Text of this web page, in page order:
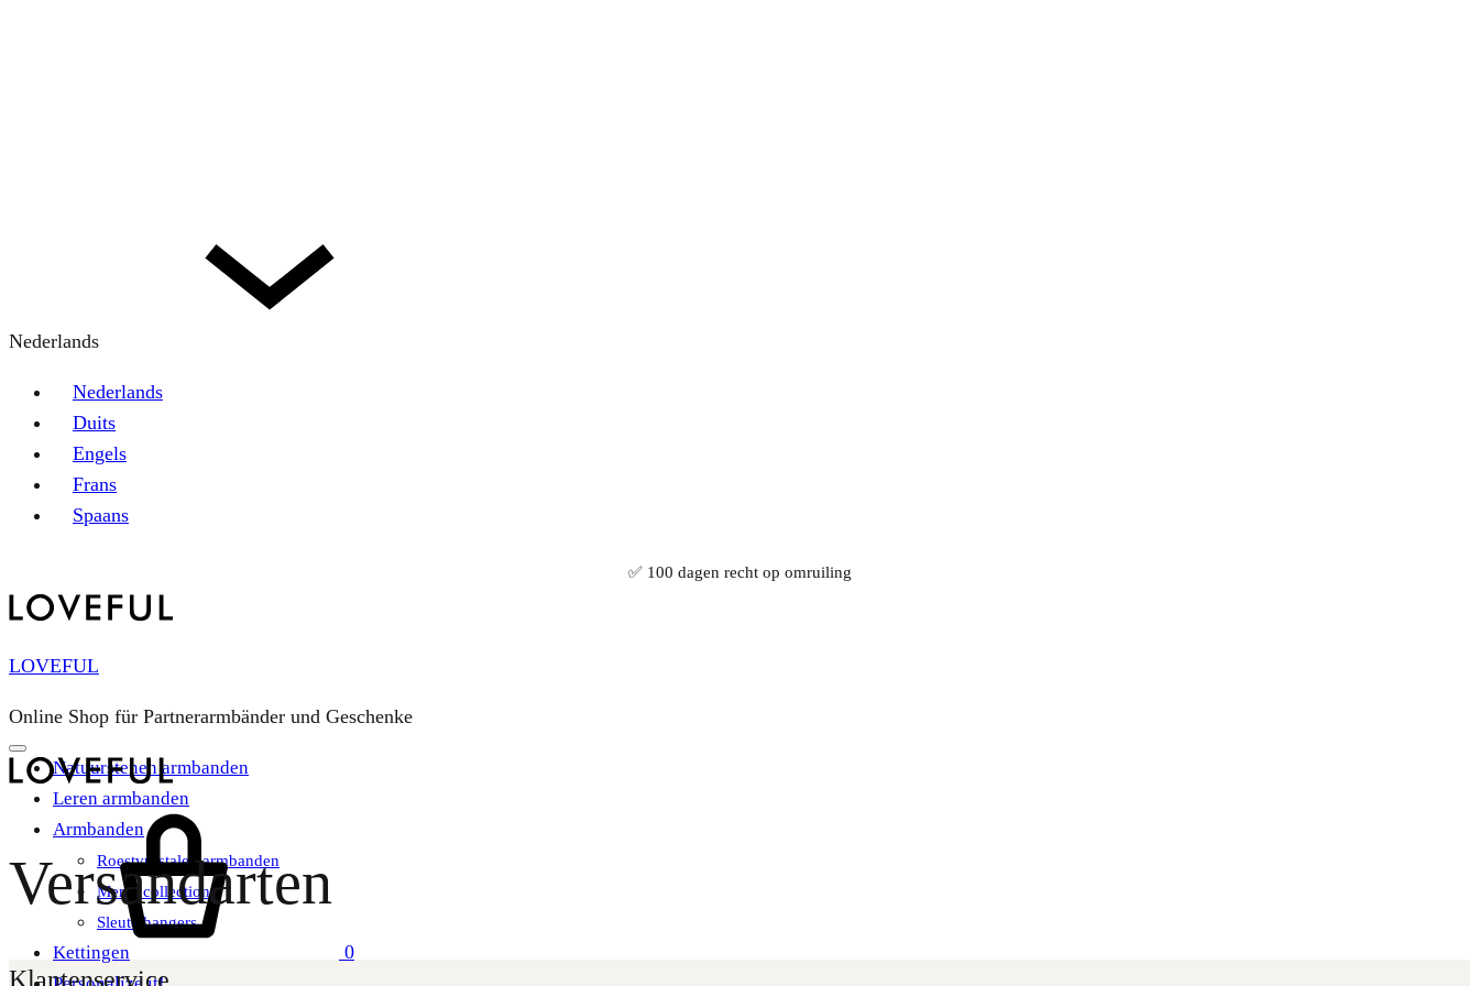
Nederlands
Nederlands
Duits
Engels
Frans
Spaans
✅ 100 dagen recht op omruiling
LOVEFUL
Online Shop für Partnerarmbänder und Geschenke
Natuurstenen armbanden
Leren armbanden
Armbanden
Roestvrijstalen armbanden
Men’s collection
Sleutelhangers
Kettingen
0
Versandarten
Klantenservice